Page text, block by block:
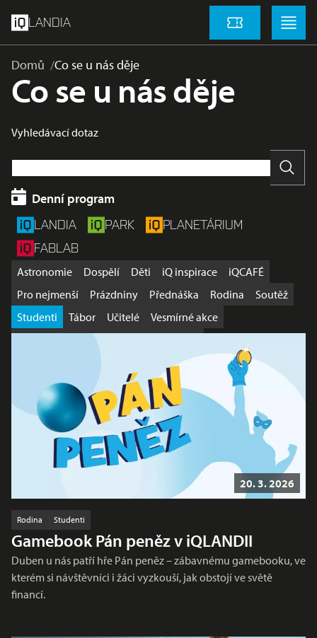
LANDIA Vstupenky
Menu
Domů Co se u nás děje
Co se u nás děje
Vyhledávací dotaz
Denní program
LANDIA PARK
PLANETÁRIUM
FABLAB
Astronomie Dospělí Děti iQ inspirace
iQCAFÉ
Pro nejmenší
Prázdniny Přednáška Rodina
Soutěž
Studenti
Tábor Učitelé
Vesmírné akce
Výhodná nabídka
20. 3. 2026
Rodina Studenti
Gamebook Pán peněz v iQLANDII
Duben u nás patří hře Pán peněz – zábavnému gamebooku, ve
kterém si návštěvníci i žáci vyzkouší, jak obstojí ve světě
financí.